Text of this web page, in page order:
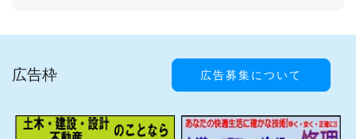
広告枠 広告募集について